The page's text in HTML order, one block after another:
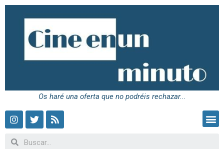
Os haré una oferta que no podréis rechazar...